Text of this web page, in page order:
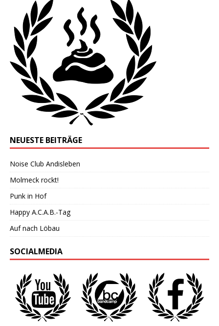
NEUESTE BEITRÄGE
Noise Club Andisleben
Molmeck rockt!
Punk in Hof
Happy A.C.A.B.-Tag
Auf nach Löbau
SOCIALMEDIA